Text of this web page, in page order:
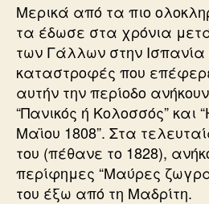
Μερικά από τα πιο
τα έδωσε στα χρόνια
των Γάλλων στην Ισπανία
καταστροφές που
αυτήν την περίοδο
“Πανικός ή Κολοσσός” και
Μαϊου 1808”. Στα
του (πέθανε το 1828),
περίφημες “Μαύρες
του έξω από τη Μαδρίτη.